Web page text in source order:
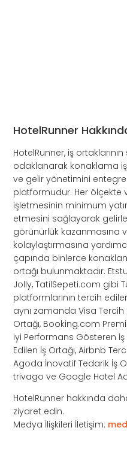
HotelRunner
HotelRunner, iş ortaklarının
odaklanarak konaklama
ve gelir yönetimini
platformudur. Her ölçekte
işletmesinin minimum
etmesini sağlayarak
görünürlük kazanmasına
kolaylaştırmasına
çapında binlerce
ortağı bulunmaktadır.
Jolly, TatilSepeti.com gibi
platformlarının tercih
aynı zamanda Visa Tercih
Ortağı, Booking.com
iyi Performans Gösteren İş
Edilen İş Ortağı, Airbnb
Agoda İnovatif Tedarik İş
trivago ve Google Hotel
HotelRunner hakkında
ziyaret edin.
Medya İlişkileri İletişim: